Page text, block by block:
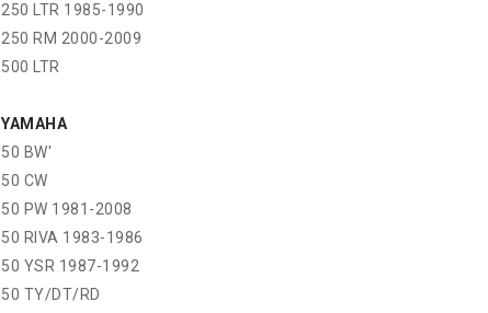
250 LTR 1985-1990
250 RM 2000-2009
500 LTR
YAMAHA
50 BW'
50 CW
50 PW 1981-2008
50 RIVA 1983-1986
50 YSR 1987-1992
50 TY/DT/RD